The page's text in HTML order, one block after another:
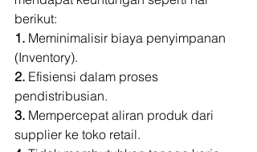
berikut:
1. Meminimalisir biaya penyimpanan
(Inventory).
2. Efisiensi dalam proses
pendistribusian.
3. Mempercepat aliran produk dari
supplier ke toko retail.